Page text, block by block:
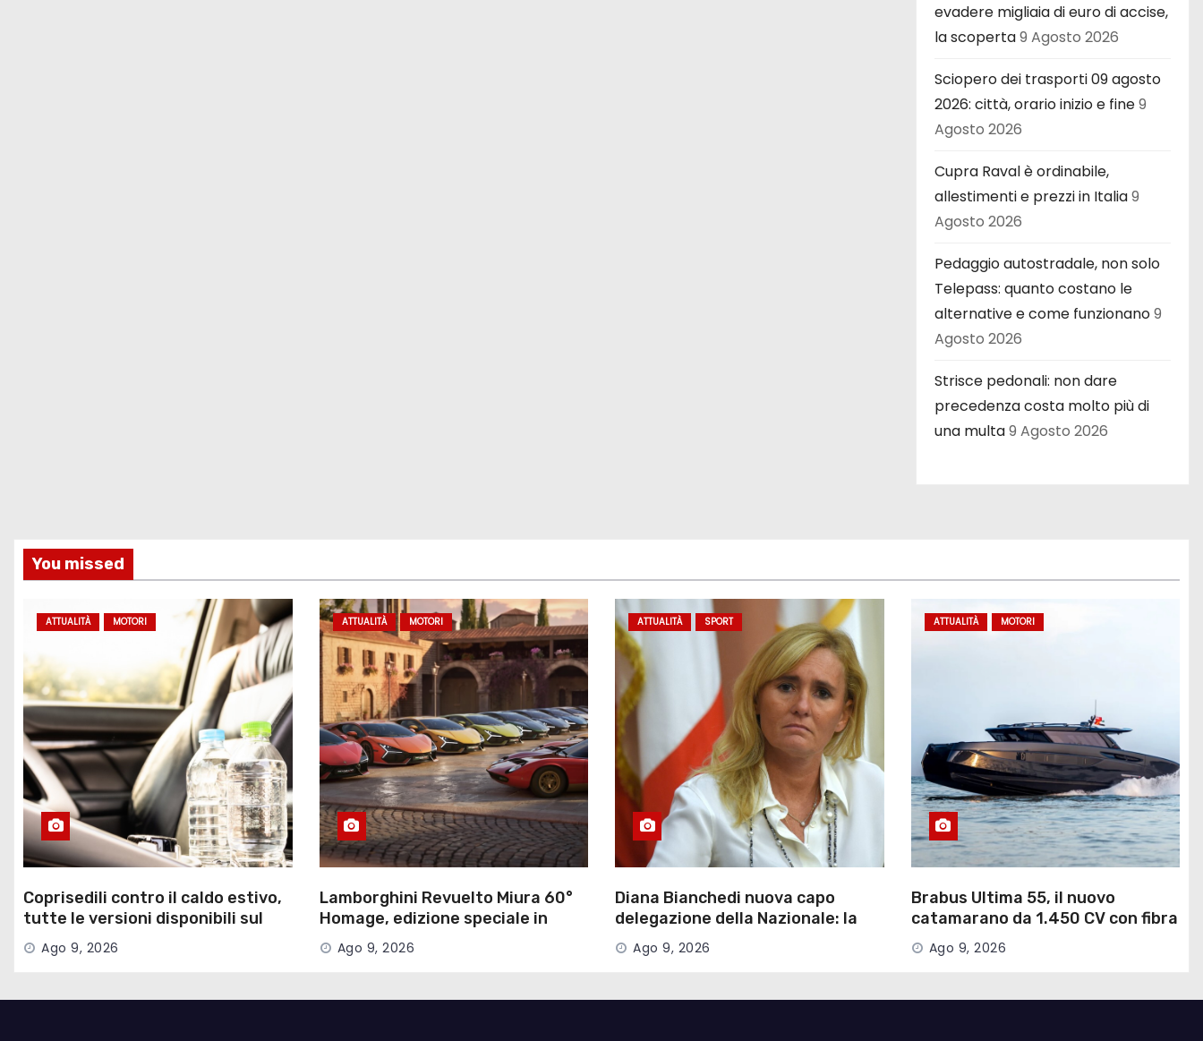
evadere migliaia di euro di accise,
la scoperta9 Agosto 2026
Sciopero dei trasporti 09 agosto
2026: città, orario inizio e fine9
Agosto 2026
Cupra Raval è ordinabile,
allestimenti e prezzi in Italia9
Agosto 2026
Pedaggio autostradale, non solo
Telepass: quanto costano le
alternative e come funzionano9
Agosto 2026
Strisce pedonali: non dare
precedenza costa molto più di
una multa9 Agosto 2026
You missed
ATTUALITÀ MOTORI
Coprisedili contro il caldo estivo,
tutte le versioni disponibili sul
mercato
Ago 9, 2026
ATTUALITÀ MOTORI
Lamborghini Revuelto Miura 60°
Homage, edizione speciale in
nove colorazioni
Ago 9, 2026
ATTUALITÀ SPORT
Diana Bianchedi nuova capo
delegazione della Nazionale: la
rivoluzione di Malagò
Ago 9, 2026
ATTUALITÀ MOTORI
Brabus Ultima 55, il nuovo
catamarano da 1.450 CV con fibra
di carbonio a vista
Ago 9, 2026